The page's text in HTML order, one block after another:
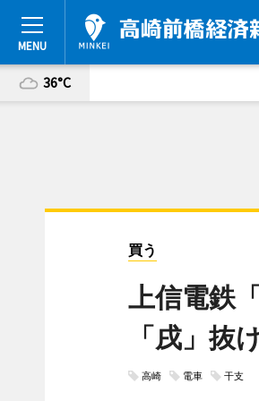
36°C
買う
上信電鉄
「戌」抜
高崎 電車 干支